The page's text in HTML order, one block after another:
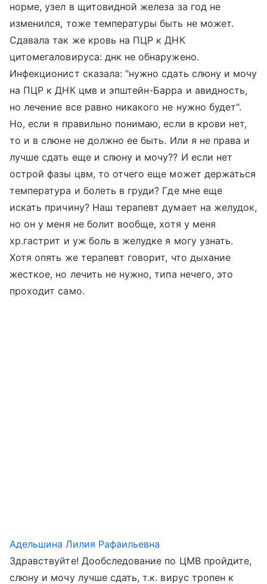
норме, узел в щитовидной железа за год не
изменился, тоже температуры быть не может.
Сдавала так же кровь на ПЦР к ДНК
цитомегаловируса: днк не обнаружено.
Инфекционист сказала: "нужно сдать слюну и мочу
на ПЦР к ДНК цмв и эпштейн-Барра и авидность,
но лечение все равно никакого не нужно будет".
Но, если я правильно понимаю, если в крови нет,
то и в слюне не должно ее быть. Или я не права и
лучше сдать еще и слюну и мочу?? И если нет
острой фазы цвм, то отчего еще может держаться
температура и болеть в груди? Где мне еще
искать причину? Наш терапевт думает на желудок,
но он у меня не болит вообще, хотя у меня
хр.гастрит и уж боль в желудке я могу узнать.
Хотя опять же терапевт говорит, что дыхание
жесткое, но лечить не нужно, типа нечего, это
проходит само.
Адельшина Лилия Рафаильевна
Здравствуйте! Дообследование по ЦМВ пройдите,
слюну и мочу лучше сдать, т.к. вирус тропен к